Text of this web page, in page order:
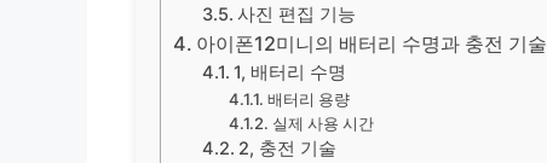
사진 편집 기능
아이폰12미니의 배터리 수명과 충전 기술
1, 배터리 수명
배터리 용량
실제 사용 시간
2, 충전 기술